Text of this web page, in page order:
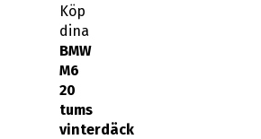
Köp
dina
BMW
M6
20
tums
vinterdäck